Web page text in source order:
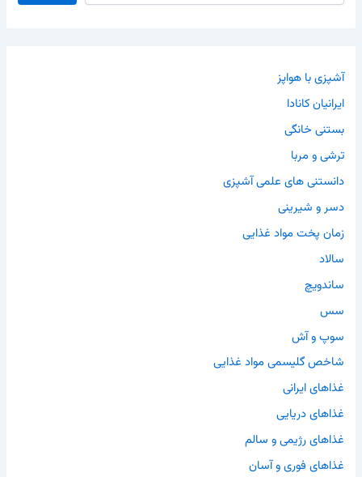
آشپزی با هواپز
ایرانیان کانادا
بستنی خانگی
ترشی و مربا
دانستنی های علمی آشپزی
دسر و شیرینی
زمان پخت مواد غذایی
سالاد
ساندویچ
سس
سوپ و آش
شاخص گلیسمی مواد غذایی
غذاهای ایرانی
غذاهای دریایی
غذاهای رژیمی و سالم
غذاهای فوری و آسان